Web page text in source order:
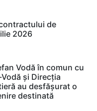
de
2026
Vodă în comun cu
și Direcția
au desfășurat o
destinată